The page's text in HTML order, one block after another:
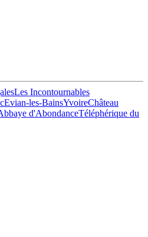
Les Incontournables
Evian-les-BainsYvoireChâteau
d'AbondanceTéléphérique du